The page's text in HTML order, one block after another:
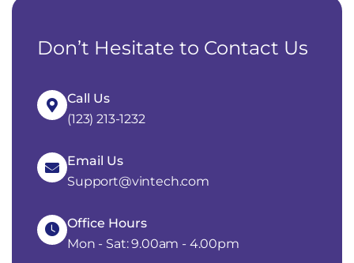
Don’t Hesitate to Contact Us
Call Us
(123) 213-1232
Email Us
Support@vintech.com
Office Hours
Mon - Sat: 9.00am - 4.00pm